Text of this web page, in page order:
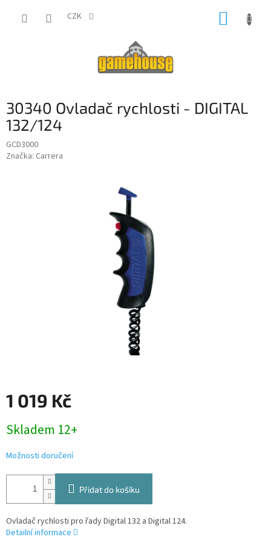
CZK
30340 Ovladač rychlosti - DIGITAL
132/124
GCD3000
Značka: Carrera
1 019 Kč
cena:
Skladem 12+
Možnosti doručení
Přidat do košíku
Ovladač rychlosti pro řady Digital 132 a Digital 124.
Detailní informace